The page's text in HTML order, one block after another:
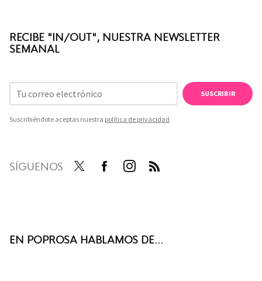
RECIBE "IN/OUT", NUESTRA NEWSLETTER
SEMANAL
SUSCRIBIR
Suscribiéndote aceptas nuestra política de privacidad
SÍGUENOS
EN POPROSA HABLAMOS DE...